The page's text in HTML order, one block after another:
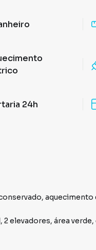
24h
elevadores, área